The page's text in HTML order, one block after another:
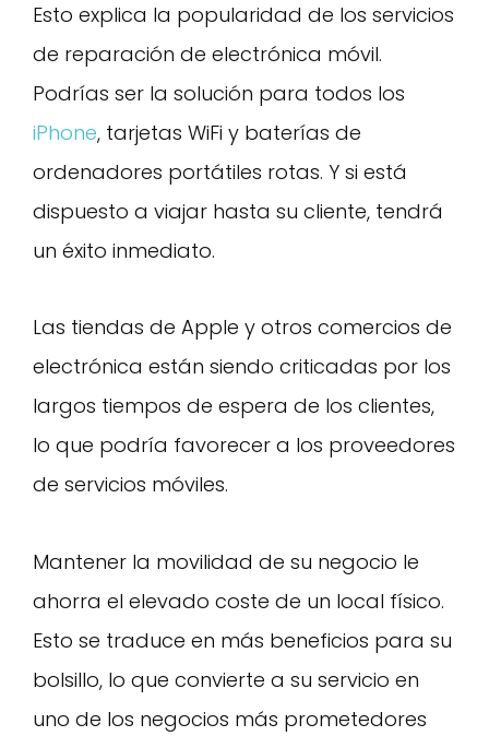
Esto explica la popularidad de los servicios
de reparación de electrónica móvil.
Podrías ser la solución para todos los
iPhone, tarjetas WiFi y baterías de
ordenadores portátiles rotas. Y si está
dispuesto a viajar hasta su cliente, tendrá
un éxito inmediato.
Las tiendas de Apple y otros comercios de
electrónica están siendo criticadas por los
largos tiempos de espera de los clientes,
lo que podría favorecer a los proveedores
de servicios móviles.
Mantener la movilidad de su negocio le
ahorra el elevado coste de un local físico.
Esto se traduce en más beneficios para su
bolsillo, lo que convierte a su servicio en
uno de los negocios más prometedores